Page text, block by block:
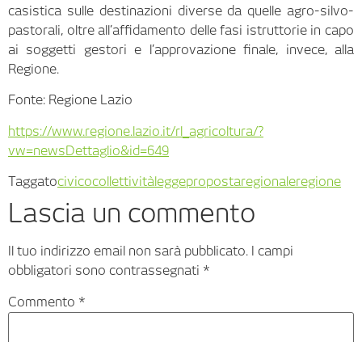
casistica sulle destinazioni diverse da quelle agro-silvo-
pastorali, oltre all’affidamento delle fasi istruttorie in capo
ai soggetti gestori e l’approvazione finale, invece, alla
Regione.
Fonte: Regione Lazio
https://www.regione.lazio.it/rl_agricoltura/?
vw=newsDettaglio&id=649
Taggatocivicocollettivitàleggepropostaregionaleregione
Lascia un commento
Il tuo indirizzo email non sarà pubblicato. I campi
obbligatori sono contrassegnati *
Commento *